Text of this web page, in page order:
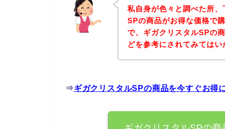
私自身が色々と調べた所
SPの商品がお得な価格で
で、ギガクリスタルSPの
どを参考にされてみてはい
⇒ギガクリスタルSPの商品を今すぐお得